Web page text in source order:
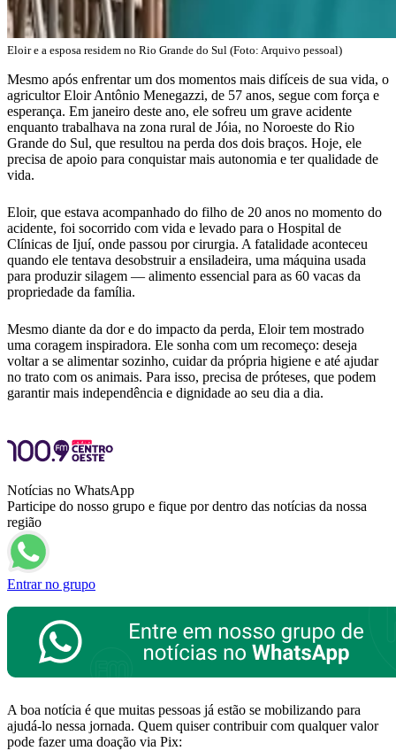
Eloir e a esposa residem no Rio Grande do Sul (Foto: Arquivo pessoal)
Mesmo após enfrentar um dos momentos mais difíceis de sua vida, o
agricultor Eloir Antônio Menegazzi, de 57 anos, segue com força e
esperança. Em janeiro deste ano, ele sofreu um grave acidente
enquanto trabalhava na zona rural de Jóia, no Noroeste do Rio
Grande do Sul, que resultou na perda dos dois braços. Hoje, ele
precisa de apoio para conquistar mais autonomia e ter qualidade de
vida.
Eloir, que estava acompanhado do filho de 20 anos no momento do
acidente, foi socorrido com vida e levado para o Hospital de
Clínicas de Ijuí, onde passou por cirurgia. A fatalidade aconteceu
quando ele tentava desobstruir a ensiladeira, uma máquina usada
para produzir silagem — alimento essencial para as 60 vacas da
propriedade da família.
Mesmo diante da dor e do impacto da perda, Eloir tem mostrado
uma coragem inspiradora. Ele sonha com um recomeço: deseja
voltar a se alimentar sozinho, cuidar da própria higiene e até ajudar
no trato com os animais. Para isso, precisa de próteses, que podem
garantir mais independência e dignidade ao seu dia a dia.
Notícias no WhatsApp
Participe do nosso grupo e fique por dentro das notícias da nossa
região
Entrar no grupo
A boa notícia é que muitas pessoas já estão se mobilizando para
ajudá-lo nessa jornada. Quem quiser contribuir com qualquer valor
pode fazer uma doação via Pix: